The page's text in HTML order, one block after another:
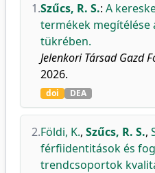
1.Szűcs, R. S.: A
termékek megítélése
tükrében.
Jelenkori Társad Gazd
2026.
doi DEA
2.Földi, K., Szűcs, R. S.,
férfiidentitások és
trendcsoportok